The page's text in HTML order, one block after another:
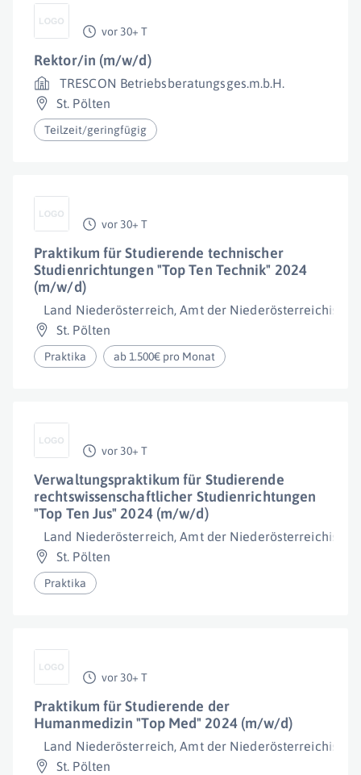
vor 30+ T
Rektor/in (m/w/d)
TRESCON Betriebsberatungsges.m.b.H.
St. Pölten
Teilzeit/geringfügig
vor 30+ T
Praktikum für Studierende technischer
Studienrichtungen "Top Ten Technik" 2024
(m/w/d)
Land Niederösterreich, Amt der
St. Pölten
Praktika ab 1.500€ pro Monat
vor 30+ T
Verwaltungspraktikum für Studierende
rechtswissenschaftlicher Studienrichtungen
"Top Ten Jus" 2024 (m/w/d)
Land Niederösterreich, Amt der
St. Pölten
Praktika
vor 30+ T
Praktikum für Studierende der
Humanmedizin "Top Med" 2024 (m/w/d)
Land Niederösterreich, Amt der
St. Pölten